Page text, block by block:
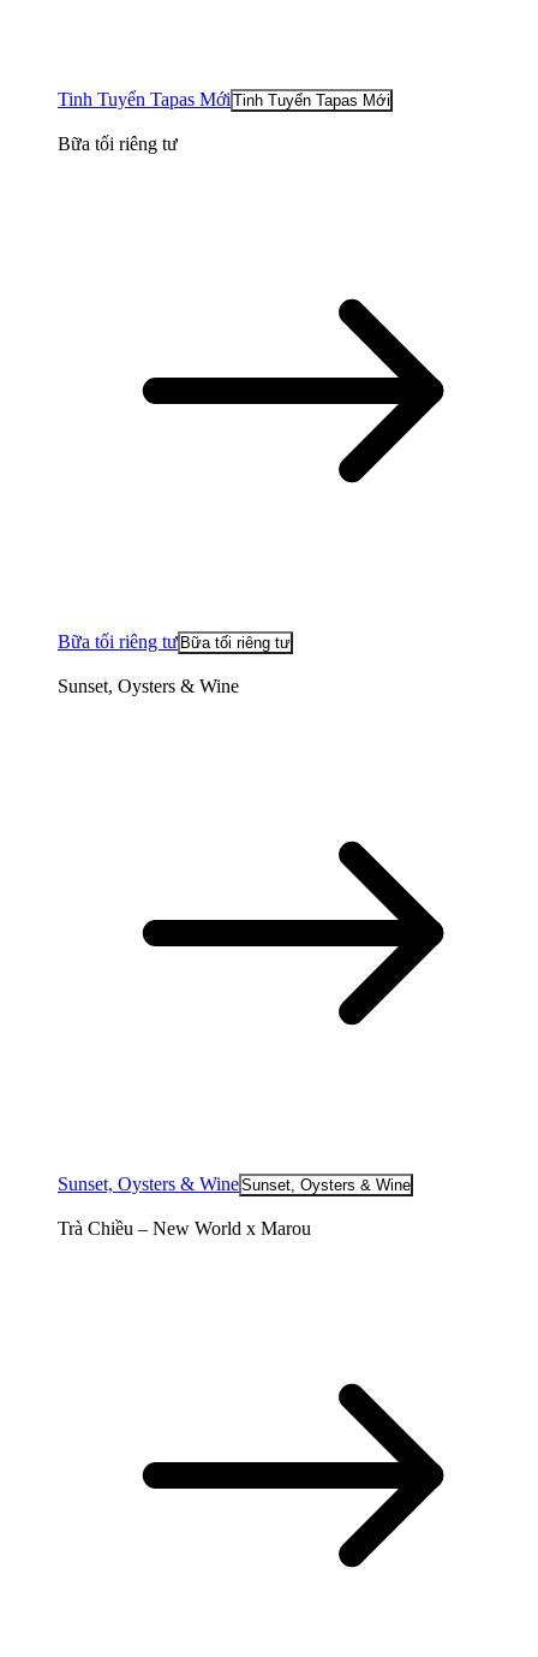
Tinh Tuyển Tapas Mới Tinh Tuyển Tapas Mới
Bữa tối riêng tư
Bữa tối riêng tư Bữa tối riêng tư
Sunset, Oysters & Wine
Sunset, Oysters & WineSunset, Oysters & Wine
Trà Chiều – New World x Marou